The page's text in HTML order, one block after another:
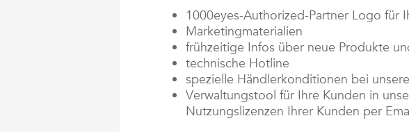
1000eyes-Authorized-Partner Logo für
Marketingmaterialien
frühzeitige Infos über neue Produkte
technische Hotline
spezielle Händlerkonditionen bei
Verwaltungstool für Ihre Kunden in
Nutzungslizenzen Ihrer Kunden per